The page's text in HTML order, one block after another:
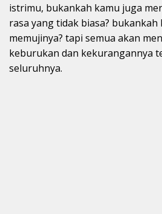
istrimu, bukankah kamu juga
rasa yang tidak biasa? bukankah
memujinya? tapi semua akan
keburukan dan kekurangannya
seluruhnya.